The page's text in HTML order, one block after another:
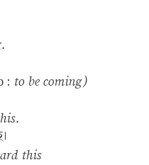
: to be coming)
this